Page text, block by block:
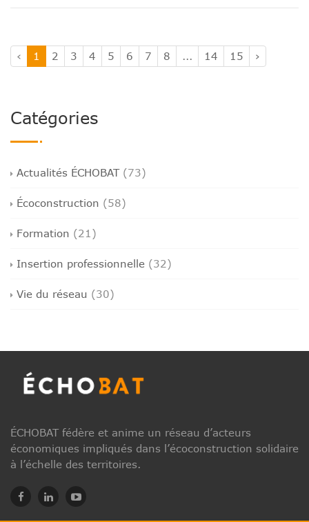
‹ 1 2 3 4 5 6 7 8 ... 14 15 ›
Catégories
Actualités ÉCHOBAT(73)
Écoconstruction (58)
Formation (21)
Insertion professionnelle (32)
Vie du réseau (30)
ÉCHOBAT fédère et anime un réseau d’acteurs
économiques impliqués dans l’écoconstruction solidaire
à l’échelle des territoires.